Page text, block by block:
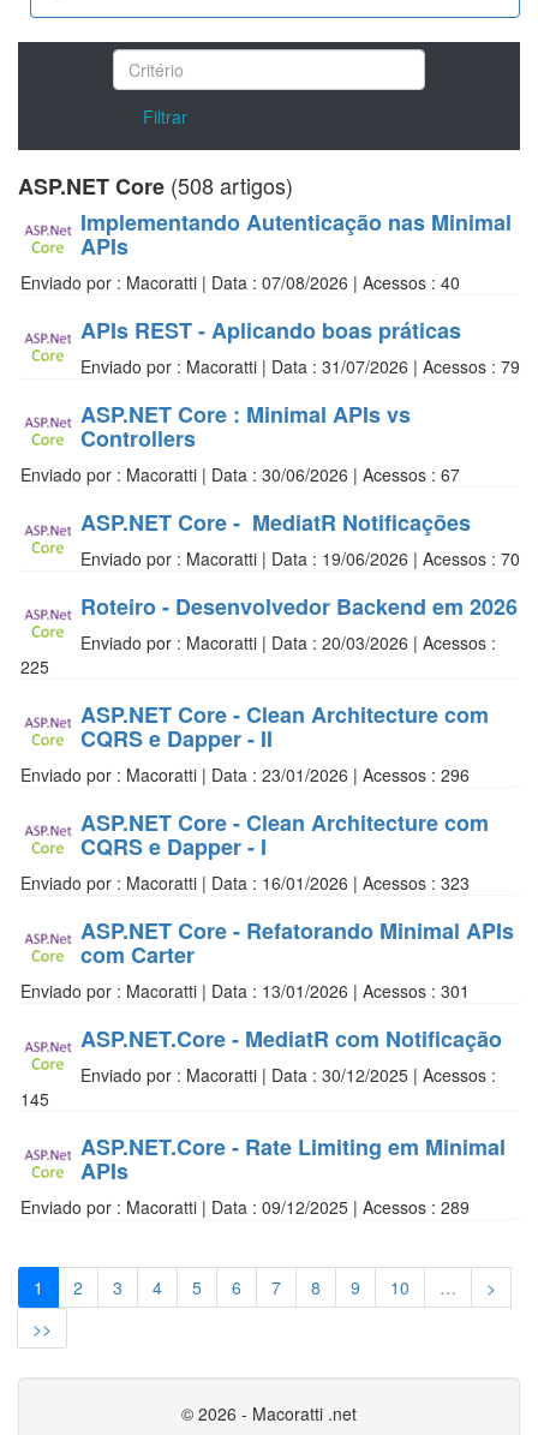
Filtrar
ASP.NET Core (508 artigos)
Implementando Autenticação nas Minimal
APIs
Enviado por : Macoratti | Data : 07/08/2026 | Acessos : 40
APIs REST - Aplicando boas práticas
Enviado por : Macoratti | Data : 31/07/2026 | Acessos : 79
ASP.NET Core : Minimal APIs vs
Controllers
Enviado por : Macoratti | Data : 30/06/2026 | Acessos : 67
ASP.NET Core - MediatR Notificações
Enviado por : Macoratti | Data : 19/06/2026 | Acessos : 70
Roteiro - Desenvolvedor Backend em 2026
Enviado por : Macoratti | Data : 20/03/2026 | Acessos :
225
ASP.NET Core - Clean Architecture com
CQRS e Dapper - II
Enviado por : Macoratti | Data : 23/01/2026 | Acessos : 296
ASP.NET Core - Clean Architecture com
CQRS e Dapper - I
Enviado por : Macoratti | Data : 16/01/2026 | Acessos : 323
ASP.NET Core - Refatorando Minimal APIs
com Carter
Enviado por : Macoratti | Data : 13/01/2026 | Acessos : 301
ASP.NET.Core - MediatR com Notificação
Enviado por : Macoratti | Data : 30/12/2025 | Acessos :
145
ASP.NET.Core - Rate Limiting em Minimal
APIs
Enviado por : Macoratti | Data : 09/12/2025 | Acessos : 289
1 2 3 4 5 6 7 8 9 10 …
>
>>
© 2026 - Macoratti .net